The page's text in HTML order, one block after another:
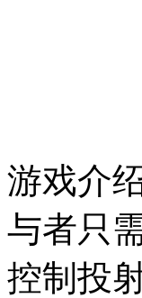
游戏介
与者只
控制投